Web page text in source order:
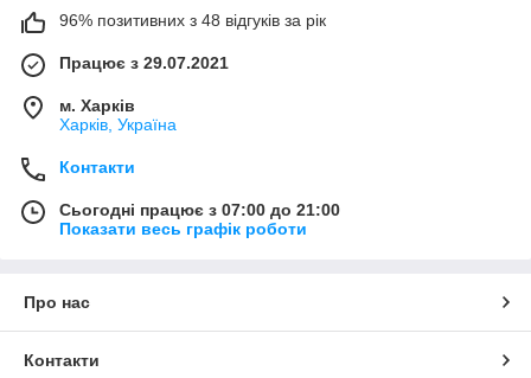
96% позитивних з 48 відгуків за рік
Працює з 29.07.2021
м. Харків
Харків, Україна
Контакти
Сьогодні працює з 07:00 до 21:00
Показати весь графік роботи
Про нас
Контакти